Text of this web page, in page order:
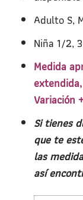
Adulto S,
Niña 1/2,
Medida
Variación
Si tienes
que te
las
así